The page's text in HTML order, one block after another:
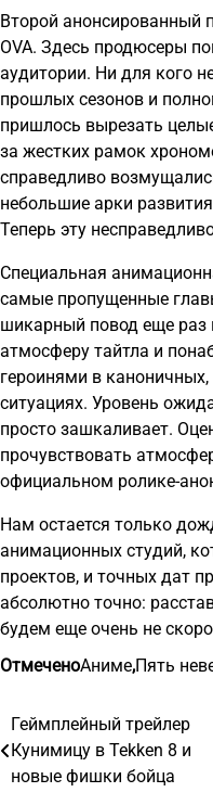
Второй анонсированный
OVA. Здесь продюсеры
аудитории. Ни для кого
прошлых сезонов и
пришлось вырезать
за жестких рамок
справедливо
небольшие арки
Теперь эту
Специальная
самые пропущенные
шикарный повод еще раз
атмосферу тайтла и
героинями в
ситуациях. Уровень
просто зашкаливает.
прочувствовать
официальном ролике-
Нам остается только
анимационных студий,
проектов, и точных дат
абсолютно точно:
будем еще очень не
ОтмеченоАниме,Пять
Навигация
по
Геймплейный трейлер
Кунимицу в Tekken 8 и
новые фишки бойца